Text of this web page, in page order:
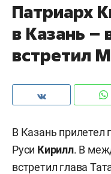
Патриарх
в Казань –
встретил
В Казань прилетел
Руси Кирилл. В
встретил глава